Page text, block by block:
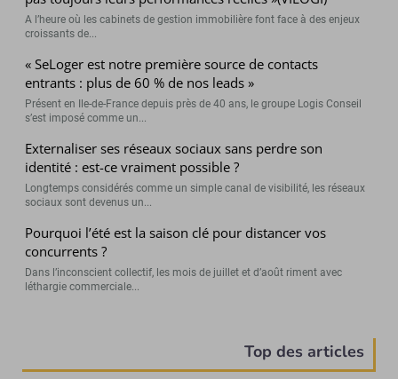
A l’heure où les cabinets de gestion immobilière font face à des enjeux
croissants de...
« SeLoger est notre première source de contacts
entrants : plus de 60 % de nos leads »
Présent en Ile-de-France depuis près de 40 ans, le groupe Logis Conseil
s’est imposé comme un...
Externaliser ses réseaux sociaux sans perdre son
identité : est-ce vraiment possible ?
Longtemps considérés comme un simple canal de visibilité, les réseaux
sociaux sont devenus un...
Pourquoi l’été est la saison clé pour distancer vos
concurrents ?
Dans l’inconscient collectif, les mois de juillet et d’août riment avec
léthargie commerciale...
Top des articles